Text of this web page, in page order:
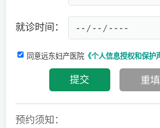
就诊时间：
同意远东妇产医院《个人信息授权和保护
预约须知：